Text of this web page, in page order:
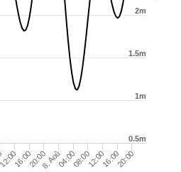
16:0020:008. Aoû04:0008:0012:0016:0020:00
0.5m
1m
1.5m
2m